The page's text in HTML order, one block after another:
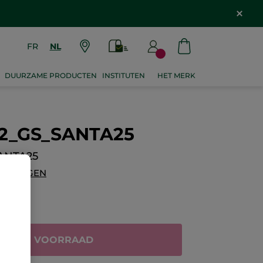
FR NL
DUURZAME PRODUCTEN INSTITUTEN HET MERK
OP VOORRAAD